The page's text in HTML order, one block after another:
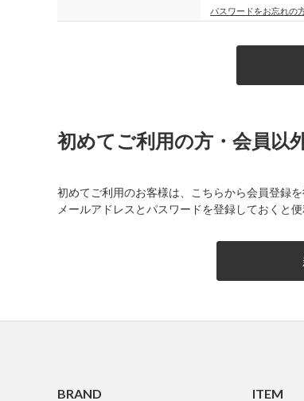
パスワードをお忘れの
初めてご利用の方・会員以
初めてご利用のお客様は、こちらから会員登録を
メールアドレスとパスワードを登録しておくと
BRAND ITEM